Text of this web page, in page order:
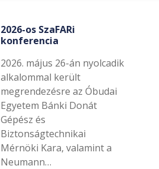
2026-os SzaFARi
konferencia
2026. május 26-án nyolcadik
alkalommal került
megrendezésre az Óbudai
Egyetem Bánki Donát
Gépész és
Biztonságtechnikai
Mérnöki Kara, valamint a
Neumann…